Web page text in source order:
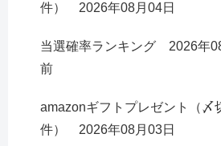
件） 2026年08月04日
当選確率ランキング 2026年
前
amazonギフトプレゼント（
件） 2026年08月03日